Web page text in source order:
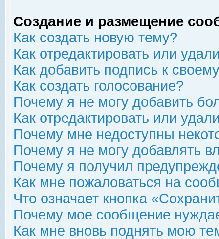
Создание и размещение
Как создать новую тему?
Как отредактировать или
Как добавить подпись к
Как создать голосование?
Почему я не могу добавить
Как отредактировать или
Почему мне недоступны
Почему я не могу добавлять
Почему я получил
Как мне пожаловаться на
Что означает кнопка
Почему мое сообщение
Как мне вновь поднять мою